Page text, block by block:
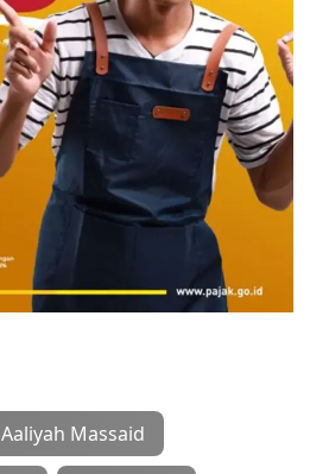
Aaliyah Massaid